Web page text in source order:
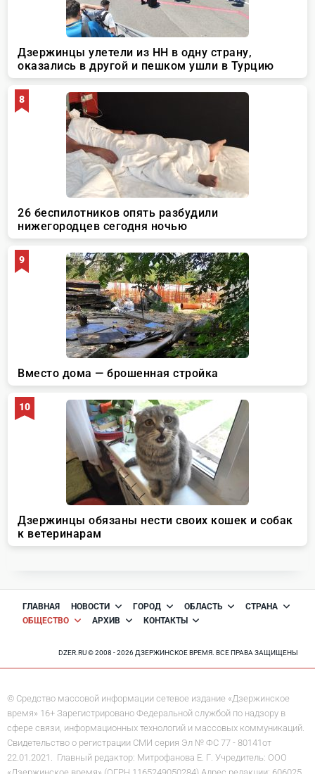
ГЛАВНАЯ НОВОСТИ ГОРОД ОБЛАСТЬ
СТРАНА
ОБЩЕСТВО
АРХИВ КОНТАКТЫ
DZER.RU © 2008 - 2026 ДЗЕРЖИНСКОЕ ВРЕМЯ. ВСЕ ПРАВА ЗАЩИЩЕНЫ
© Средство массовой информации сетевое издание «Дзержинское
время» 16+ Зарегистрировано Федеральной службой по надзору в
сфере связи, информационных технологий и массовых коммуникаций.
Свидетельство о регистрации СМИ серия Эл № ФС 77 - 80141от
22.01.2021. Главный редактор: Митрофанова Е. Г. Учредитель: ООО